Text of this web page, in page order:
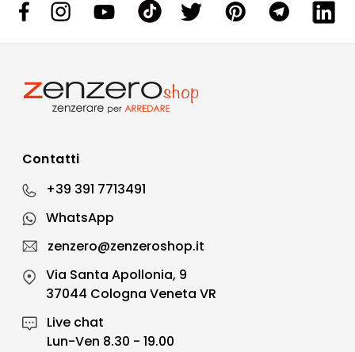
Contatti
+39 391 7713491
WhatsApp
zenzero@zenzeroshop.it
Via Santa Apollonia, 9
37044 Cologna Veneta VR
Live chat
Lun-Ven 8.30 - 19.00